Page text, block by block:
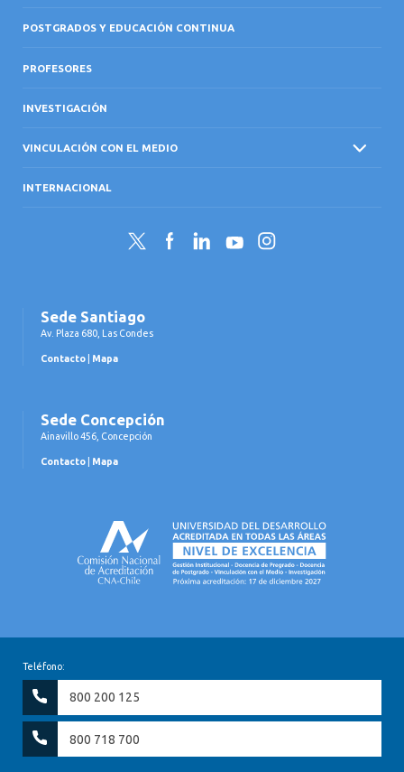
POSTGRADOS Y EDUCACIÓN CONTINUA
PROFESORES
INVESTIGACIÓN
VINCULACIÓN CON EL MEDIO
INTERNACIONAL
Twitter FacebookLinkedInYouTubeInstagram
Sede Santiago
Av. Plaza 680, Las Condes
Contacto Mapa
Sede Concepción
Ainavillo 456, Concepción
Contacto Mapa
Teléfono:
800 200 125
800 718 700